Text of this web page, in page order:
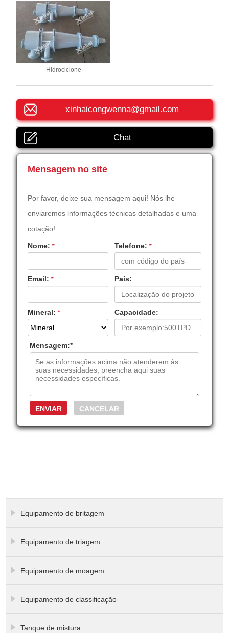
Hidrociclone
xinhaicongwenna@gmail.com
Chat
Mensagem no site
Por favor, deixe sua mensagem aqui! Nós lhe
enviaremos informações técnicas detalhadas e uma
cotação!
Nome:* Telefone: *
Email:* País:
Mineral:* Capacidade:
Mensagem:*
Equipamento de britagem
Equipamento de triagem
Equipamento de moagem
Equipamento de classificação
Tanque de mistura